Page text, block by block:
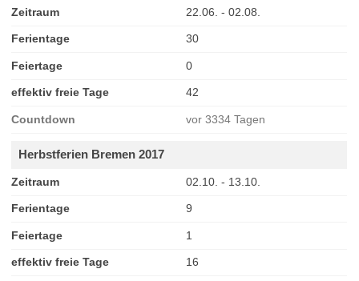
Zeitraum 22.06. - 02.08.
Ferientage 30
Feiertage 0
effektiv freie Tage 42
Countdown vor 3334 Tagen
Herbstferien Bremen 2017
Zeitraum 02.10. - 13.10.
Ferientage 9
Feiertage 1
effektiv freie Tage 16